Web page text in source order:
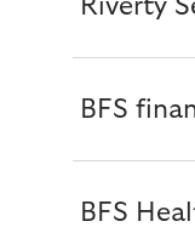
Riverty
BFS
BFS